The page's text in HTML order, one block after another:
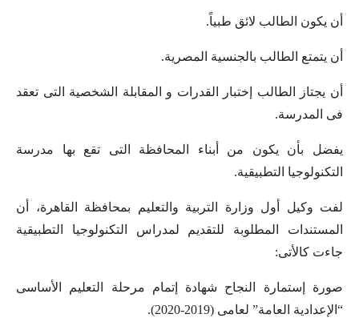
أن يكون الطالب لائق طبياً.
أن يتمتع الطالب بالجنسية المصرية.
أن يجتاز الطالب إختبار القدرات و المقابلة الشخصية التى تعقد
فى المدرسة.
يفضل بأن يكون من أبناء المحافظة التى تقع بها مدرسة
التكنولوجيا التطبيقية.
لفت وكيل أول وزارة التربية والتعليم بمحافظة القاهرة، أن
المستندات المطلوبة للتقديم لمدراس التكنولوجيا التطبيقية
جاءت كالأتى:
صورة إستمارة النجاح شهادة إتمام مرحلة التعليم الأساسى
“الإعدادية العامة” لعامى (2019-2020).